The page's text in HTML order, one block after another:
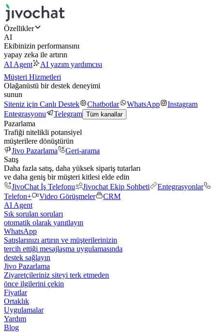
Özellikler
AI
Ekibinizin performansını
yapay zeka ile artırın
AI Agent
AI yazım yardımcısı
Müşteri Hizmetleri
Olağanüstü bir destek deneyimi
sunun
Siteniz için Canlı Destek
Chatbotlar WhatsApp
Instagram
Entegrasyonu
Telegram Tüm kanallar
Pazarlama
Trafiği nitelikli potansiyel
müşterilere dönüştürün
Jivo Pazarlama
Geri-arama
Satış
Daha fazla satış, daha yüksek sipariş tutarları
ve daha geniş bir müşteri kitlesi elde edin
JivoChat İş Telefonu
Jivochat Ekip Sohbeti
Entegrasyonlar
Telefon+
Video Görüşmeler
CRM
AI Agent
Sık sorulan soruları
otomatik olarak yanıtlayın
WhatsApp
Satışlarınızı artırın ve müşterilerinizin
tercih ettiği mesajlaşma uygulamasında
destek sağlayın
Jivo Pazarlama
Ziyaretçileriniz siteyi terk etmeden
önce ilgilerini çekin
Fiyatlar
Ortaklık
Uygulamalar
Yardım
Blog